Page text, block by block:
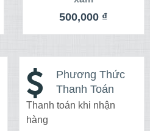
500,000 ₫
Phương Thức
Thanh Toán
Thanh toán khi nhận
hàng